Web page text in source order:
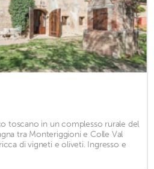
toscano in un complesso rurale del
tra Monteriggioni e Colle Val
di vigneti e oliveti. Ingresso e